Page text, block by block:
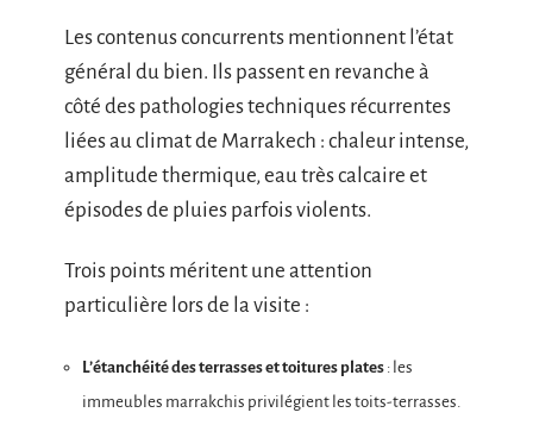
Les contenus concurrents mentionnent l’état
général du bien. Ils passent en revanche à
côté des pathologies techniques récurrentes
liées au climat de Marrakech : chaleur intense,
amplitude thermique, eau très calcaire et
épisodes de pluies parfois violents.
Trois points méritent une attention
particulière lors de la visite :
L’étanchéité des terrasses et toitures plates : les
immeubles marrakchis privilégient les toits-terrasses.